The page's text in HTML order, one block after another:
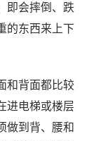
即会摔倒、跌
的东西来上下
和背面都比较
进电梯或楼层
做到背、腰和